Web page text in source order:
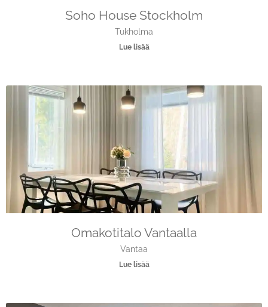
Soho House Stockholm
Tukholma
Lue lisää
Omakotitalo Vantaalla
Vantaa
Lue lisää